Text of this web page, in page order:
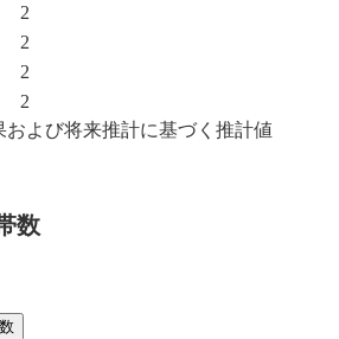
2
2
2
2
よび将来推計に基づく推計値
数